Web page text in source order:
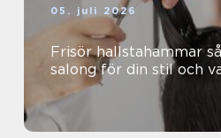
05. juli 2026
Frisör hallstahammar så hittar du rätt
salong för din stil och